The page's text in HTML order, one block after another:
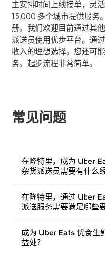
主安排时间上线接单，灵
15,000 多个城市提供服务
册。我们欢迎目前通过其
派送员使用优步平台。通
收入的理想选择。您还可
务。起步流程非常简单。
常见问题
在隆特里，成为 Uber
杂货派送员需要有什么
在隆特里，通过 Uber
派送服务需要满足哪些
成为 Uber Eats 优食生
益处？